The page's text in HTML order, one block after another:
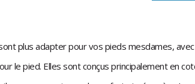
plus adapter pour vos pieds mesdames,
le pied. Elles sont conçus principalement en